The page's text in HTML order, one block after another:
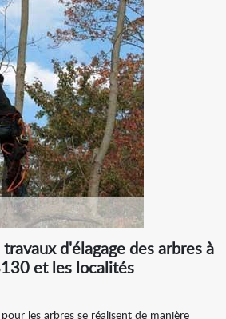
d'élagage des arbres à
et les localités
les arbres se réalisent de manière